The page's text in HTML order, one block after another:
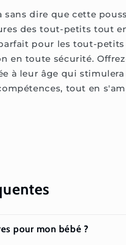
sans dire que cette
des tout-petits tout
pour les tout-
en toute sécurité.
à leur âge qui
tout en
pour mon bébé ?